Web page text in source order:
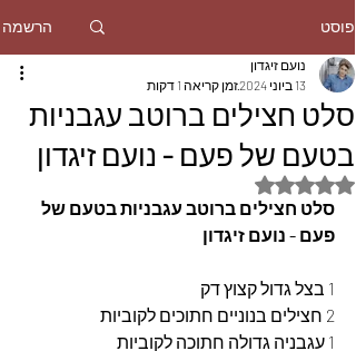
פוסט הרשמה
סלט חצילים ברוטב עגבניות
בטעם של פעם - נועם זיגדון
נועם זיגדון
13 ביוני 2024
זמן קריאה 1 דקות
דירוג של NaN מתוך 5 כוכבים
סלט חצילים ברוטב עגבניות בטעם של
פעם - נועם זיגדון
1 בצל גדול קצוץ דק
2 חצילים בנוניים חתוכים לקוביות
1 עגבניה גדולה חתוכה לקוביות